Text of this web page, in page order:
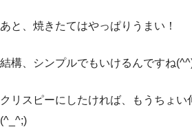
あと、焼きたてはやっぱりうまい！
結構、シンプルでもいけるんですね
クリスピーにしたければ、もうちょい
(^_^;)